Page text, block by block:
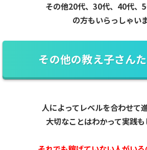
その他20代、30代、40代、
の方もいらっしゃい
その他の教え子さん
人によってレベルを合わせて
大切なことはわかって実践も